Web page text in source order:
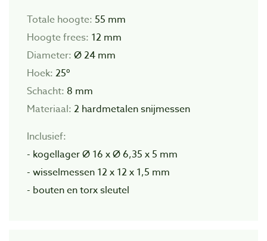
Totale hoogte: 55 mm
Hoogte frees: 12 mm
Diameter: Ø 24 mm
Hoek: 25º
Schacht: 8 mm
Materiaal: 2 hardmetalen snijmessen
Inclusief:
- kogellager Ø 16 x Ø 6,35 x 5 mm
- wisselmessen 12 x 12 x 1,5 mm
- bouten en torx sleutel